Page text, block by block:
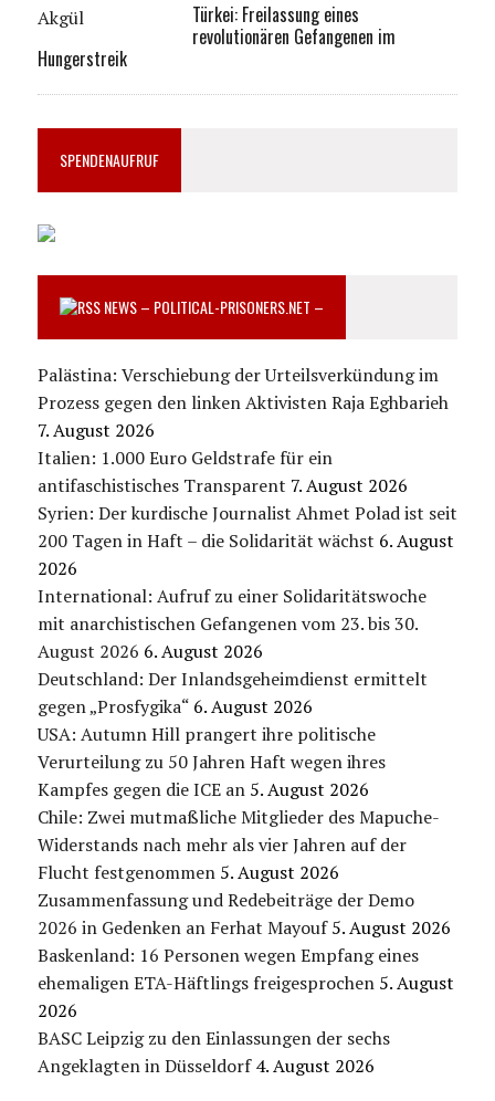
Türkei: Freilassung eines
revolutionären Gefangenen im
Hungerstreik
SPENDENAUFRUF
NEWS – POLITICAL-PRISONERS.NET –
Palästina: Verschiebung der Urteilsverkündung im
Prozess gegen den linken Aktivisten Raja Eghbarieh
7. August 2026
Italien: 1.000 Euro Geldstrafe für ein
antifaschistisches Transparent 7. August 2026
Syrien: Der kurdische Journalist Ahmet Polad ist seit
200 Tagen in Haft – die Solidarität wächst 6. August
2026
International: Aufruf zu einer Solidaritätswoche
mit anarchistischen Gefangenen vom 23. bis 30.
August 2026 6. August 2026
Deutschland: Der Inlandsgeheimdienst ermittelt
gegen „Prosfygika“ 6. August 2026
USA: Autumn Hill prangert ihre politische
Verurteilung zu 50 Jahren Haft wegen ihres
Kampfes gegen die ICE an 5. August 2026
Chile: Zwei mutmaßliche Mitglieder des Mapuche-
Widerstands nach mehr als vier Jahren auf der
Flucht festgenommen 5. August 2026
Zusammenfassung und Redebeiträge der Demo
2026 in Gedenken an Ferhat Mayouf 5. August 2026
Baskenland: 16 Personen wegen Empfang eines
ehemaligen ETA-Häftlings freigesprochen 5. August
2026
BASC Leipzig zu den Einlassungen der sechs
Angeklagten in Düsseldorf 4. August 2026